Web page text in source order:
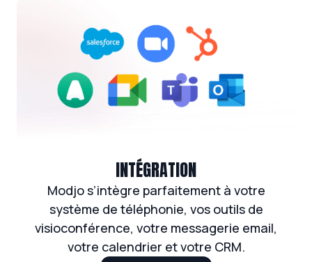
INTÉGRATION
Modjo s’intègre parfaitement à votre
système de téléphonie, vos outils de
visioconférence, votre messagerie email,
votre calendrier et votre CRM.